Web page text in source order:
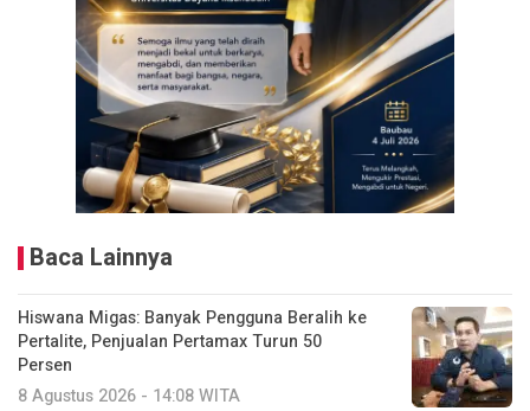
Baca Lainnya
Hiswana Migas: Banyak Pengguna Beralih ke
Pertalite, Penjualan Pertamax Turun 50
Persen
8 Agustus 2026 - 14:08 WITA